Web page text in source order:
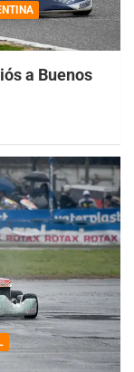
a Buenos